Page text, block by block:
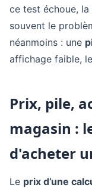
ce test échoue,
souvent le
néanmoins : une
affichage faible,
Prix, pile,
magasin :
d'acheter
Le prix d’une